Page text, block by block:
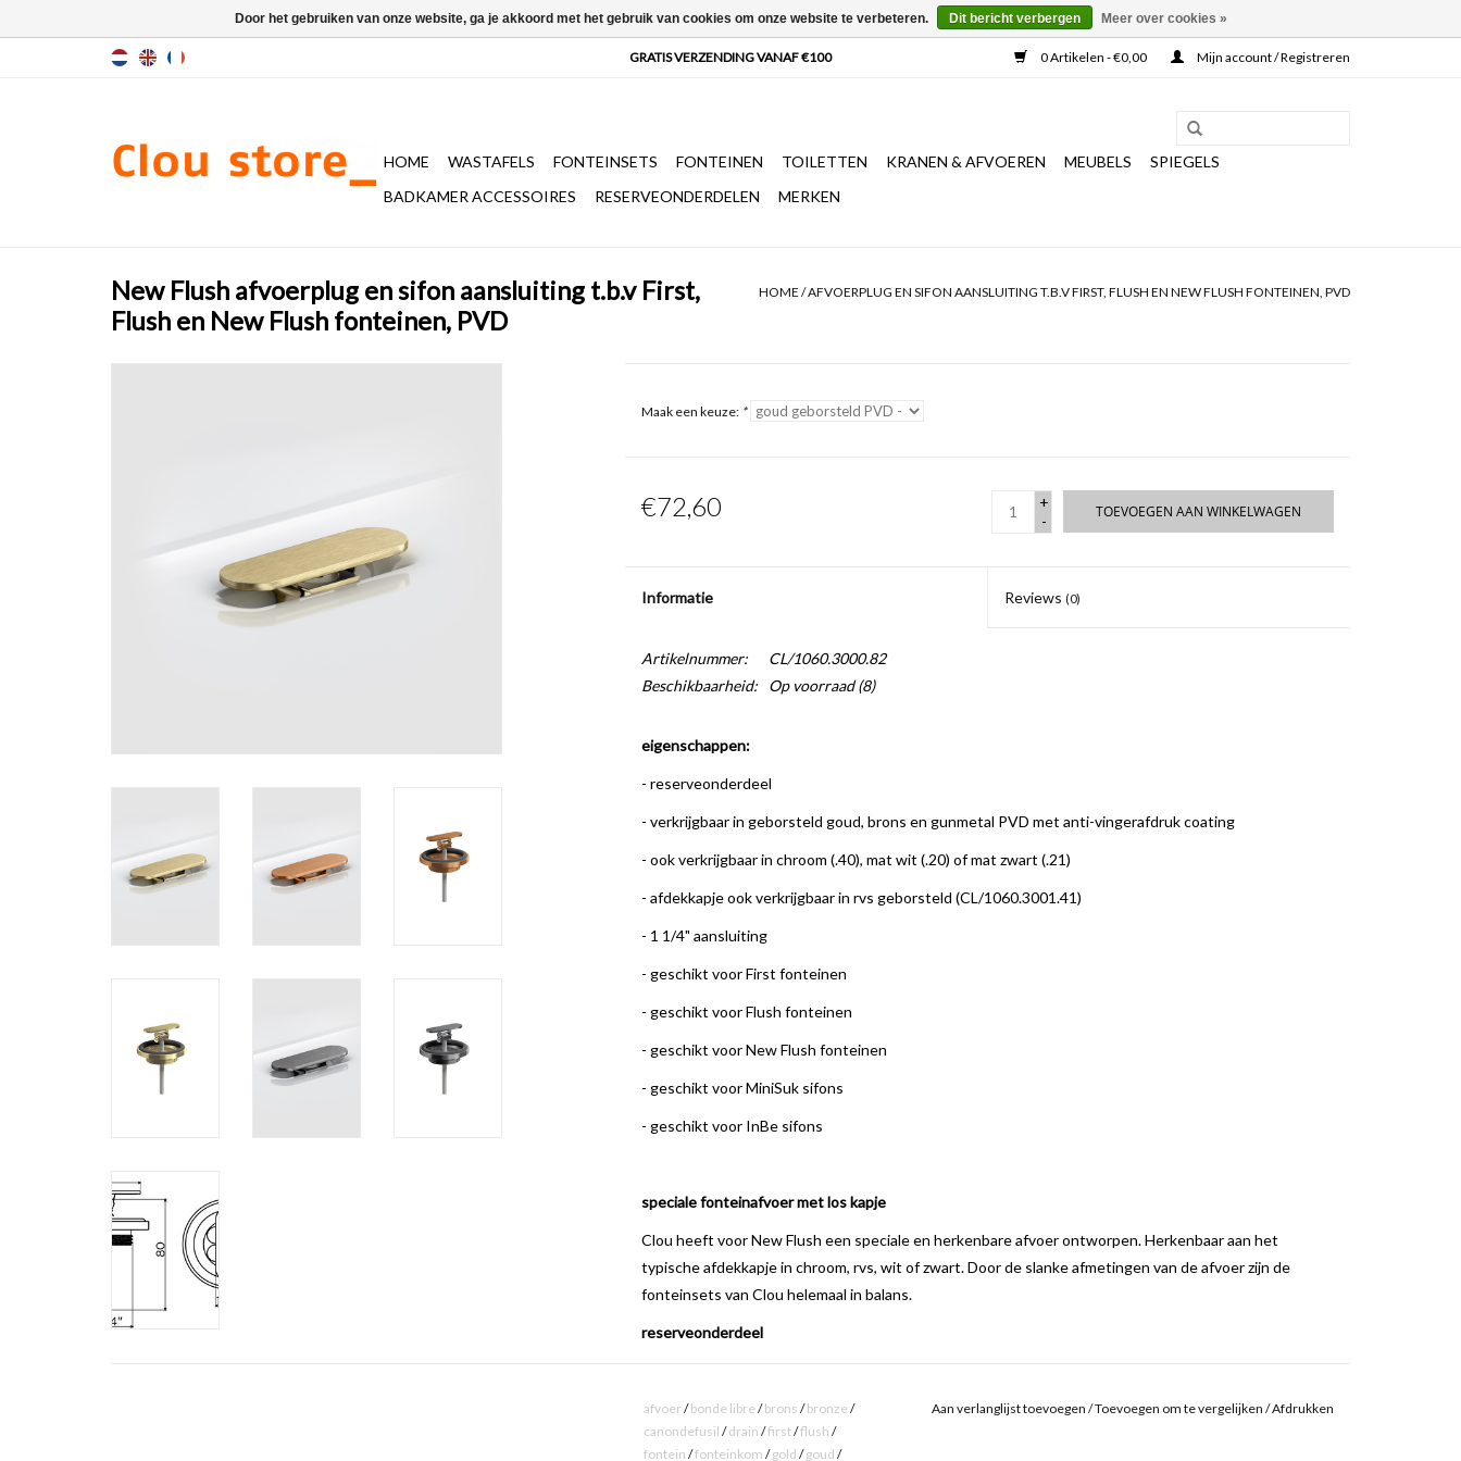
0 Artikelen - €0,00 Mijn account / Registreren
HOME WASTAFELS FONTEINSETS FONTEINEN TOILETTEN KRANEN & AFVOEREN MEUBELS
SPIEGELS
BADKAMER ACCESSOIRES
RESERVEONDERDELEN MERKEN
New Flush afvoerplug en sifon aansluiting t.b.v First,
Flush en New Flush fonteinen, PVD
HOME /AFVOERPLUG EN SIFON AANSLUITING T.B.V FIRST, FLUSH EN NEW FLUSH FONTEINEN, PVD
Maak een keuze: *
€72,60
+
-
TOEVOEGEN AAN WINKELWAGEN
Informatie Reviews (0)
Artikelnummer:
CL/1060.3000.82
Beschikbaarheid:
Op voorraad(8)
eigenschappen:
- reserveonderdeel
- verkrijgbaar in geborsteld goud, brons en gunmetal PVD met anti-vingerafdruk coating
- ook verkrijgbaar in chroom (.40), mat wit (.20) of mat zwart (.21)
- afdekkapje ook verkrijgbaar in rvs geborsteld (CL/1060.3001.41)
- 1 1/4" aansluiting
- geschikt voor First fonteinen
- geschikt voor Flush fonteinen
- geschikt voor New Flush fonteinen
- geschikt voor MiniSuk sifons
- geschikt voor InBe sifons
speciale fonteinafvoer met los kapje
Clou heeft voor New Flush een speciale en herkenbare afvoer ontworpen. Herkenbaar aan het
typische afdekkapje in chroom, rvs, wit of zwart. Door de slanke afmetingen van de afvoer zijn de
fonteinsets van Clou helemaal in balans.
reserveonderdeel
doorstroming afvoer regelen
afvoer /bonde libre /brons /bronze /
canondefusil /drain /first/flush /
fontein /fonteinkom /gold /goud /
Aan verlanglijst toevoegen /Toevoegen om te vergelijken /Afdrukken
Door het gebruiken van onze website, ga je akkoord met het gebruik van cookies om onze website te verbeteren. Dit bericht verbergen Meer over cookies »